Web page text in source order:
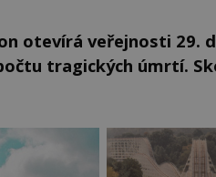
otevírá veřejnosti 29.
tragických úmrtí.